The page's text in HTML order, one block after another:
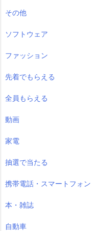
その他
ソフトウェア
ファッション
先着でもらえる
全員もらえる
動画
家電
抽選で当たる
携帯電話・スマートフォン
本・雑誌
自動車